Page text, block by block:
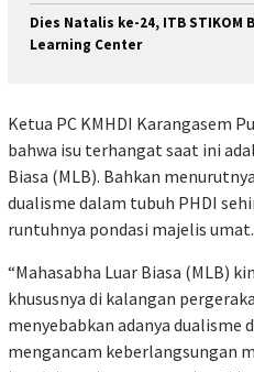
Dies Natalis ke-24, ITB STIKOM
Learning Center
Ketua PC KMHDI Karangasem
bahwa isu terhangat saat ini
Biasa (MLB). Bahkan
dualisme dalam tubuh PHDI
runtuhnya pondasi majelis umat.
“Mahasabha Luar Biasa (MLB)
khususnya di kalangan
menyebabkan adanya dualisme
mengancam keberlangsungan